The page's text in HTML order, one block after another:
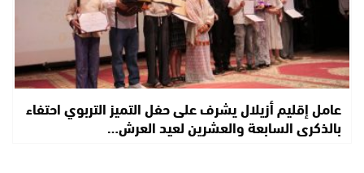
عامل إقليم أزيلال يشرف على حفل التميز التربوي احتفاء
بالذكرى السابعة والعشرين لعيد العرش…